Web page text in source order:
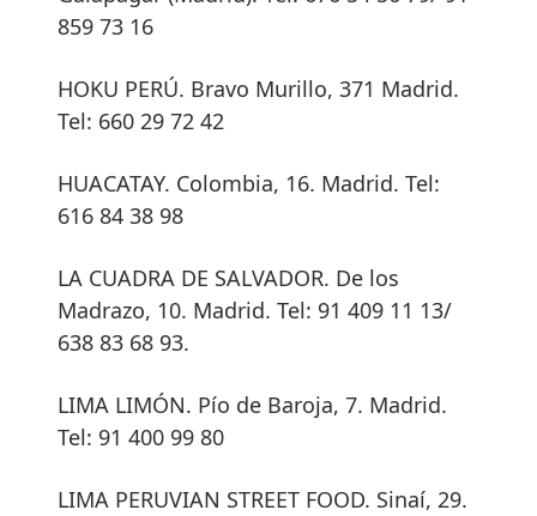
859 73 16
HOKU PERÚ. Bravo Murillo, 371 Madrid.
Tel: 660 29 72 42
HUACATAY. Colombia, 16. Madrid. Tel:
616 84 38 98
LA CUADRA DE SALVADOR. De los
Madrazo, 10. Madrid. Tel: 91 409 11 13/
638 83 68 93.
LIMA LIMÓN. Pío de Baroja, 7. Madrid.
Tel: 91 400 99 80
LIMA PERUVIAN STREET FOOD. Sinaí, 29.